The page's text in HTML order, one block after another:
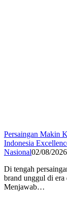
Persaingan Makin
Indonesia
Nasional02/08/2026
Di tengah
brand unggul di era
Menjawab…